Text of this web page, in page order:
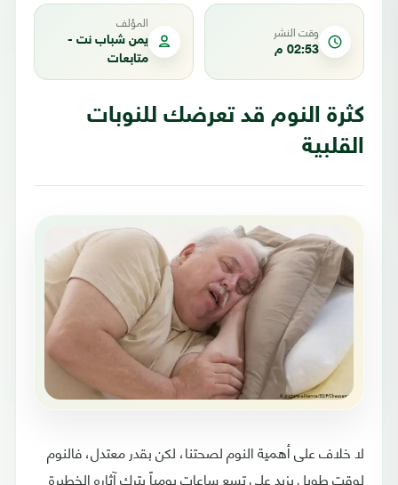
وقت النشر
02:53 م
المؤلف
يمن شباب نت -
متابعات
كثرة النوم قد تعرضك للنوبات
القلبية
لا خلاف على أهمية النوم لصحتنا، لكن بقدر معتدل، فالنوم
لوقت طويل يزيد على تسع ساعات يومياً يترك آثاره الخطيرة